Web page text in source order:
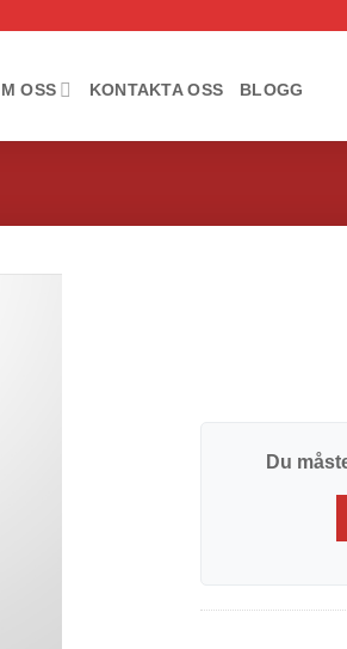
OSS KONTAKTA OSS BLOGG
Du